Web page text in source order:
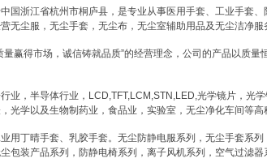
浙江省杭州市桐庐县，是专业从事医用手套、工业手套、
无尘服，无尘手套，无尘布，无尘室辅助用品及无尘洁净服
得市场，诚信铸就品质”的经营理念，公司的产品以质量
，半导体行业，LCD,TFT,LCM,STN,LED,光学镜片，光学
光学以及生物制药业，食品业，实验室，无尘净化车间等高
丁晴手套、乳胶手套。无尘防静电服系列，无尘手套系列
包装产品系列，防静电椅系列，离子风机系列，空气过滤器